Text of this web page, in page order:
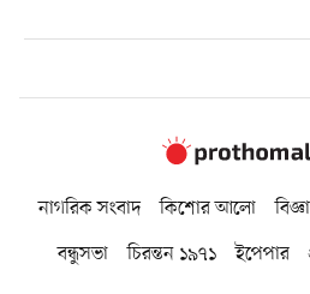
নাগরিক সংবাদ কিশোর আলো
বন্ধুসভা
চিরন্তন ১৯৭১ ইপেপার